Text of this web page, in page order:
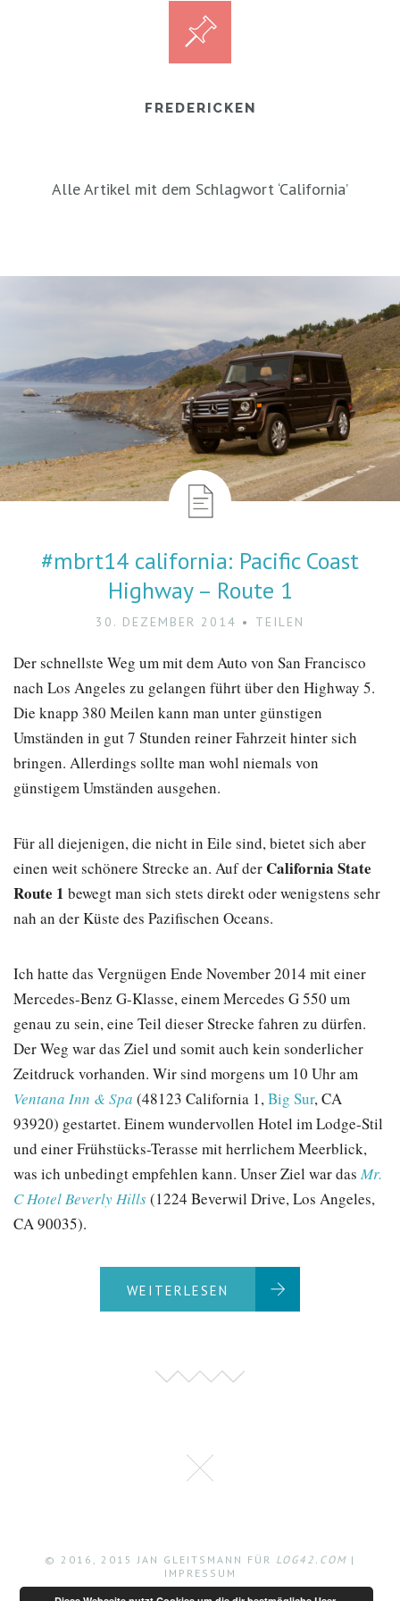
FREDERICKEN
Alle Artikel mit dem Schlagwort ‘California’
#mbrt14 california: Pacific Coast
Highway – Route 1
30. DEZEMBER 2014 TEILEN
Der schnellste Weg um mit dem Auto von San Francisco
nach Los Angeles zu gelangen führt über den Highway 5.
Die knapp 380 Meilen kann man unter günstigen
Umständen in gut 7 Stunden reiner Fahrzeit hinter sich
bringen. Allerdings sollte man wohl niemals von
günstigem Umständen ausgehen.
Für all diejenigen, die nicht in Eile sind, bietet sich aber
einen weit schönere Strecke an. Auf der California State
Route 1 bewegt man sich stets direkt oder wenigstens sehr
nah an der Küste des Pazifischen Oceans.
Ich hatte das Vergnügen Ende November 2014 mit einer
Mercedes-Benz G-Klasse, einem Mercedes G 550 um
genau zu sein, eine Teil dieser Strecke fahren zu dürfen.
Der Weg war das Ziel und somit auch kein sonderlicher
Zeitdruck vorhanden. Wir sind morgens um 10 Uhr am
Ventana Inn & Spa (48123 California 1,Big Sur, CA
93920) gestartet. Einem wundervollen Hotel im Lodge-Stil
und einer Frühstücks-Terasse mit herrlichem Meerblick,
was ich unbedingt empfehlen kann. Unser Ziel war das Mr.
C Hotel Beverly Hills(1224 Beverwil Drive, Los Angeles,
CA 90035).
WEITERLESEN
© 2016, 2015 JAN GLEITSMANN FÜR LOG42.COM |
IMPRESSUM